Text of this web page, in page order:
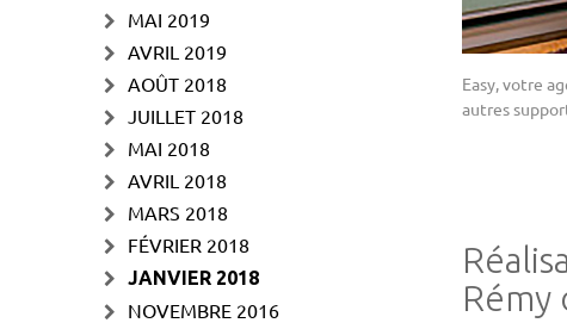
Easy, votre
autres
Rémy
MAI 2019
AVRIL 2019
AOÛT 2018
JUILLET 2018
MAI 2018
AVRIL 2018
MARS 2018
FÉVRIER 2018
JANVIER 2018
NOVEMBRE 2016